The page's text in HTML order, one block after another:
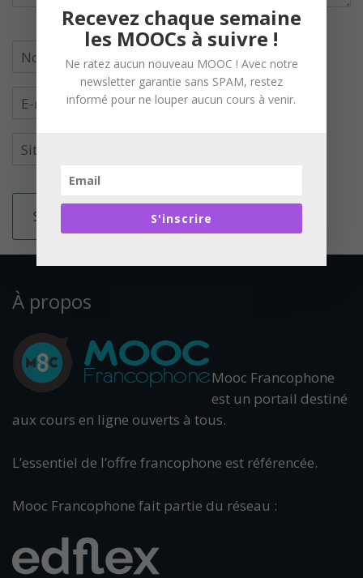
À propos
Mooc Francophone
est un portail destiné
aux cours en ligne ouverts à tous.
L’essentiel de l’offre francophone est référencée.
Mooc Francophone fait partie du réseau :
Recevez chaque semaine
les MOOCs à suivre !
Ne ratez aucun nouveau MOOC ! Avec notre
newsletter garantie sans SPAM, restez
informé pour ne louper aucun cours à venir.
S'inscrire